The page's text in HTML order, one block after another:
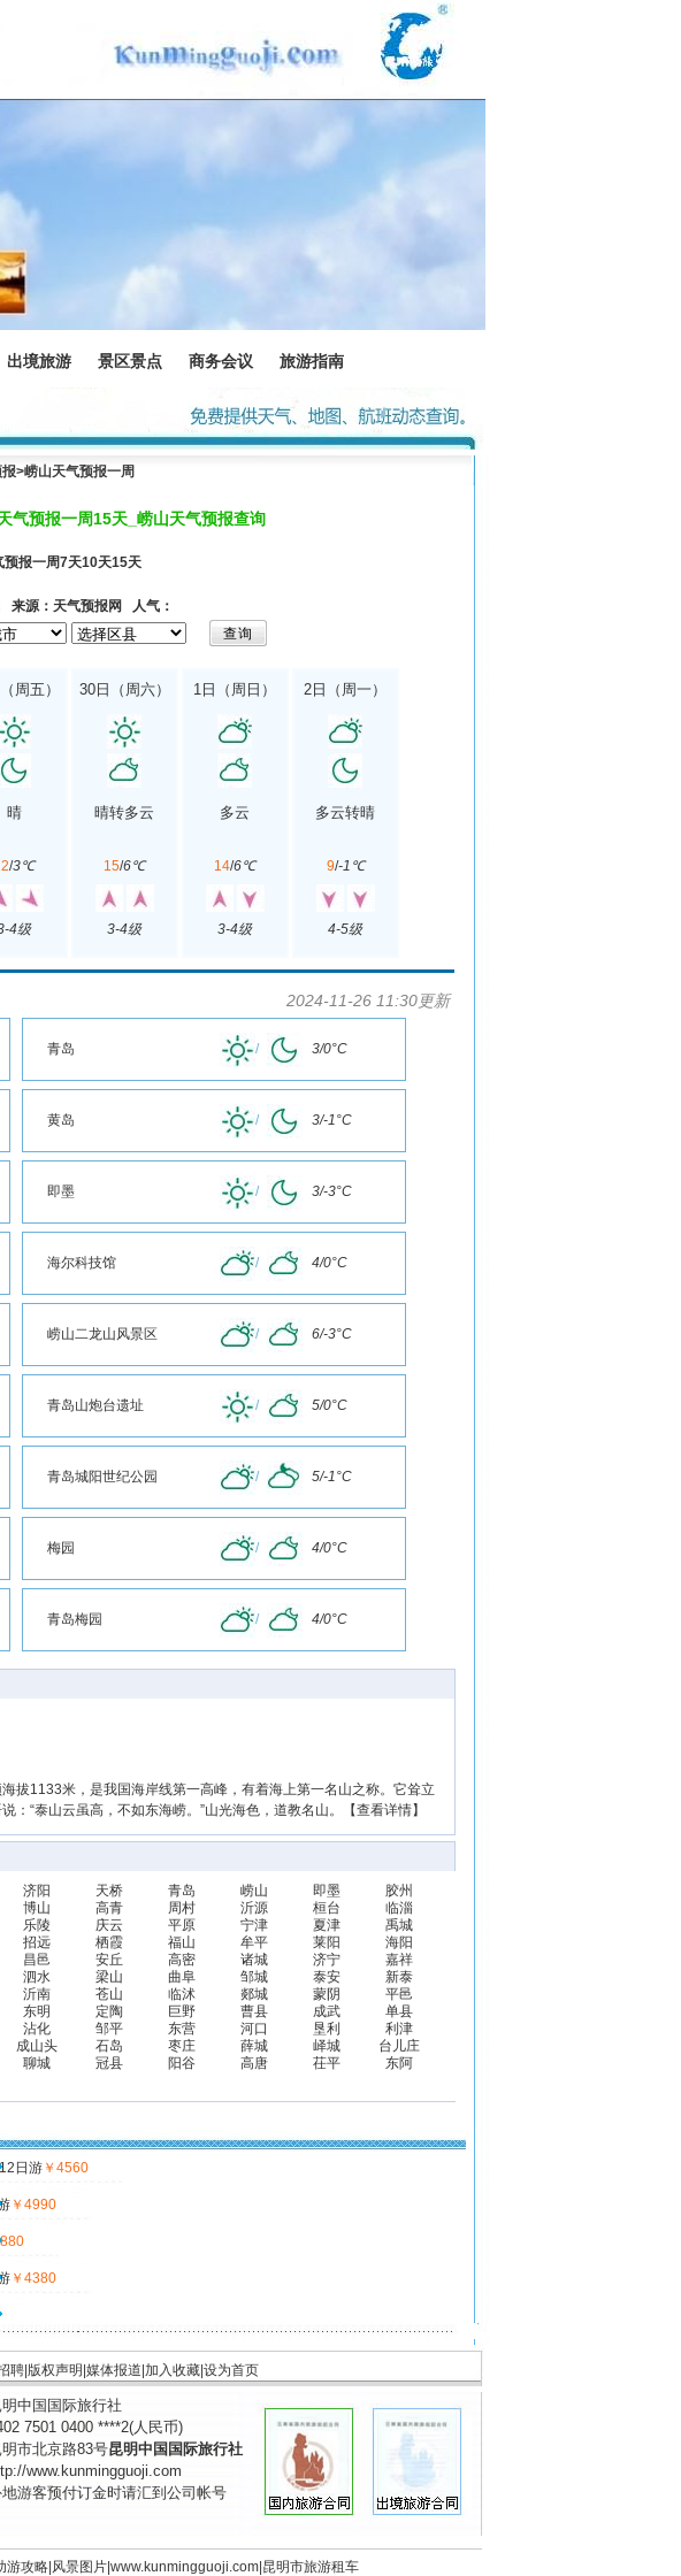
出境旅游 景区景点 商务会议 旅游指南
>崂山天气预报一周
气预报一周15天_崂山天气预报查询
预报一周7天10天15天
来源：天气预报网 人气：
周五）
晴
/3℃
4级
30日（周六）
晴转多云
15/6℃
3-4级
1日（周日）
多云
14/6℃
3-4级
2日（周一）
多云转晴
9/-1℃
4-5级
2024-11-26 11:30更新
青岛 / 3/0°C
黄岛 / 3/-1°C
即墨 / 3/-3°C
海尔科技馆 / 4/0°C
崂山二龙山风景区 / 6/-3°C
青岛山炮台遗址 / 5/0°C
青岛城阳世纪公园 / 5/-1°C
梅园 / 4/0°C
青岛梅园 / 4/0°C
拔1133米，是我国海岸线第一高峰，有着海上第一名山之称。它耸立
：“泰山云虽高，不如东海崂。”山光海色，道教名山。
【查看详情】
济阳 天桥 青岛 崂山 即墨
胶州
博山 高青 周村 沂源 桓台
临淄
乐陵 庆云 平原 宁津 夏津
禹城
招远 栖霞 福山 牟平 莱阳
海阳
昌邑 安丘 高密 诸城 济宁
嘉祥
泗水 梁山 曲阜 邹城 泰安
新泰
沂南 苍山 临沭 郯城 蒙阴
平邑
东明 定陶 巨野 曹县 成武
单县
沾化 邹平 东营 河口 垦利
利津
成山头 石岛 枣庄 薛城 峄城
台儿庄
聊城 冠县 阳谷 高唐 茌平
东阿
￥4560
日游
￥4990
￥4380
聘| 版权声明 媒体报道 加入收藏| 设为首页
明中国国际旅行社
7501 0400 ****2(人民币)
明市北京路83号昆明中国国际旅行社
www.kunmingguoji.com
地游客预付订金时请汇到公司帐号
游攻略| 风景图片| www.kunmingguoji.com| 昆明市旅游租车